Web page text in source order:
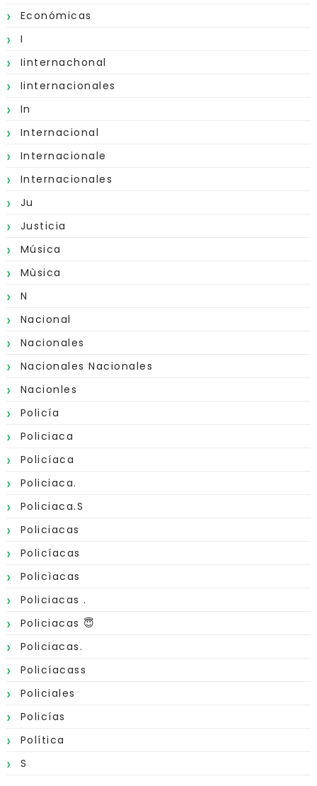
Económicas
I
Iinternachonal
Iinternacionales
In
Internacional
Internacionale
Internacionales
Ju
Justicia
Música
Mùsica
N
Nacional
Nacionales
Nacionales Nacionales
Nacionles
Policía
Policiaca
Policíaca
Policiaca.
Policiaca.s
Policiacas
Policíacas
Policìacas
Policiacas .
Policiacas 😇
Policiacas.
Policíacass
Policiales
Policías
Política
S